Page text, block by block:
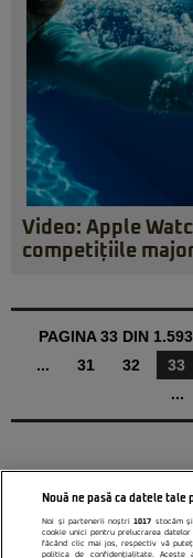
Video: Apple
competițiile
PAGINA 33 DIN 1.593
...
31 32 33
...
Nouă ne pasă ca datele
Noi și partenerii noștri1017 stocăm
cookie unici pentru prelucrarea
făcând clic mai jos, respectiv vă
politica de confidențialitate.